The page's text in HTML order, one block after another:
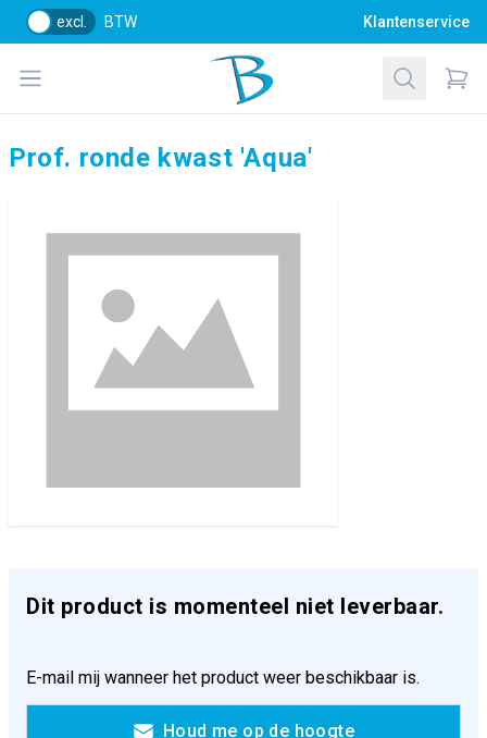
excl. BTW Klantenservice
Open menu
Bol Glascentrum B.V.
Zoeken
Prof. ronde kwast 'Aqua'
Dit product is momenteel niet leverbaar.
E-mail mij wanneer het product weer beschikbaar is.
Houd me op de hoogte